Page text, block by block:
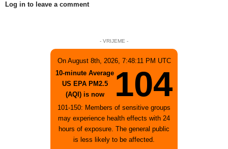
Log in to leave a comment
- VRIJEME -
On August 8th, 2026, 7:48:11 PM UTC
10-minute Average
US EPA PM2.5
(AQI) is now
104
101-150: Members of sensitive groups
may experience health effects with 24
hours of exposure. The general public
is less likely to be affected.